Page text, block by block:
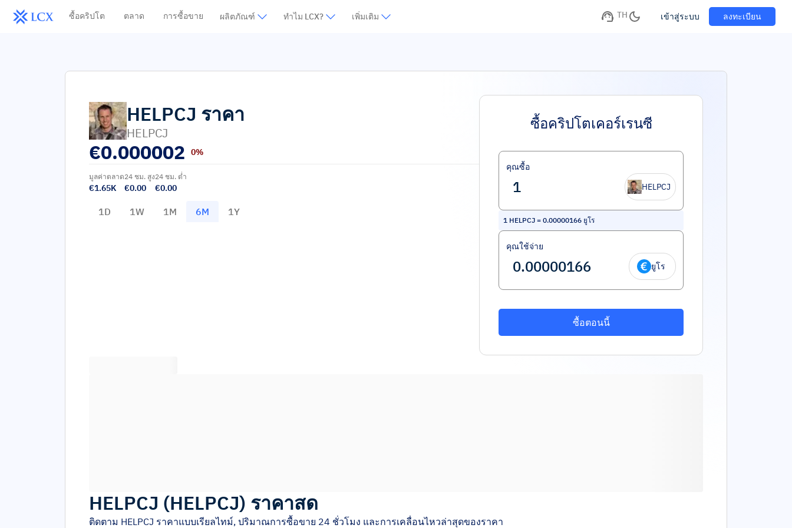
ซื้อคริปโต ตลาด การซื้อขาย ผลิตภัณฑ์ ทำไม LCX? เพิ่มเติม TH เข้าสู่ระบบ ลงทะเบียน
HELPCJ ราคา
HELPCJ
€0.000002 0%
มูลค่าตลาด
€1.65K
24 ชม. สูง
€0.00
24 ชม. ต่ำ
€0.00
1D 1W 1M 6M 1Y
ซื้อคริปโตเคอร์เรนซี
คุณซื้อ
HELPCJ
1 HELPCJ = 0.00000166 ยูโร
คุณใช้จ่าย
ยูโร
ซื้อตอนนี้
HELPCJ (HELPCJ) ราคาสด
ติดตาม HELPCJ ราคาแบบเรียลไทม์, ปริมาณการซื้อขาย 24 ชั่วโมง และการเคลื่อนไหวล่าสุดของราคา